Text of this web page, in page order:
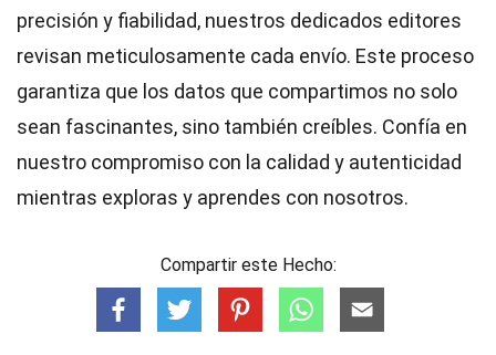
precisión y fiabilidad, nuestros dedicados editores
revisan meticulosamente cada envío. Este proceso
garantiza que los datos que compartimos no solo
sean fascinantes, sino también creíbles. Confía en
nuestro compromiso con la calidad y autenticidad
mientras exploras y aprendes con nosotros.
Compartir este Hecho: